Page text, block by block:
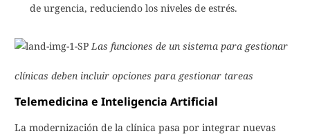
de urgencia, reduciendo los niveles de estrés.
Las funciones de un sistema para gestionar
clínicas deben incluir opciones para gestionar tareas
Telemedicina e Inteligencia Artificial
La modernización de la clínica pasa por integrar nuevas